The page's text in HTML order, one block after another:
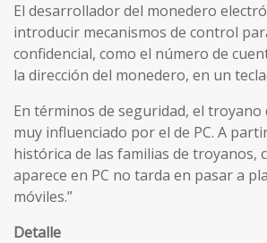
El desarrollador del monedero
introducir mecanismos de control
confidencial, como el número de
la dirección del monedero, en un
En términos de seguridad, el troyano
muy influenciado por el de PC. A
histórica de las familias de troyanos,
aparece en PC no tarda en pasar a
móviles.”
Detalle